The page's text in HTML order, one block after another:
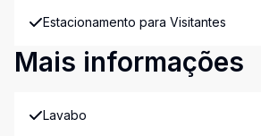
Estacionamento para Visitantes
Mais informações
Lavabo